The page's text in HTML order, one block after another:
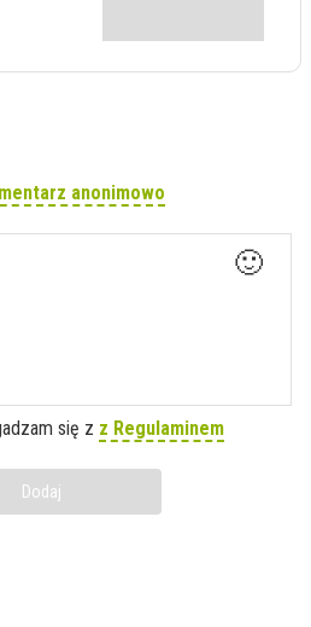
anonimowo
🙂
się z z Regulaminem
Dodaj